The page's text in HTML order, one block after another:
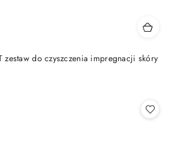
zestaw do czyszczenia impregnacji skóry